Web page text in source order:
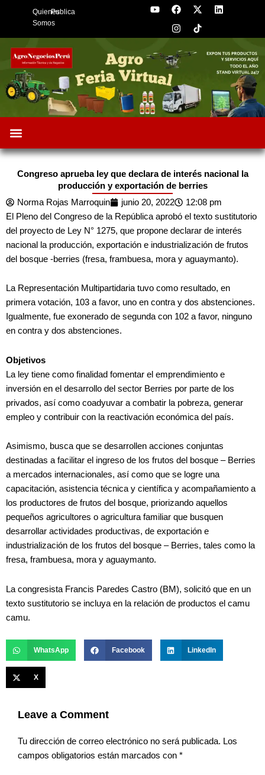
Quienes
Somos
Publica
Y
o
b
e
F
a
c
e
o
o
k
X
-
t
w
t
L
i
d
n
I
n
s
t
g
r
a
Congreso aprueba ley que declara de interés nacional la
producción y exportación de berries
Norma Rojas Marroquin
junio 20, 2022
12:08 pm
El Pleno del Congreso de la República aprobó el texto sustitutorio
del proyecto de Ley N° 1275, que propone declarar de interés
nacional la producción, exportación e industrialización de frutos
del bosque -berries (fresa, frambuesa, mora y aguaymanto).
La Representación Multipartidaria tuvo como resultado, en
primera votación, 103 a favor, uno en contra y dos abstenciones.
Igualmente, fue exonerado de segunda con 102 a favor, ninguno
en contra y dos abstenciones.
Objetivos
La ley tiene como finalidad fomentar el emprendimiento e
inversión en el desarrollo del sector Berries por parte de los
privados, así como coadyuvar a combatir la pobreza, generar
empleo y contribuir con la reactivación económica del país.
Asimismo, busca que se desarrollen acciones conjuntas
destinadas a facilitar el ingreso de los frutos del bosque – Berries
a mercados internacionales, así como que se logre una
capacitación, asistencia técnica y científica y acompañamiento a
los productores de frutos del bosque, priorizando aquellos
pequeños agricultores o agricultura familiar que busquen
desarrollar actividades productivas, de exportación e
industrialización de los frutos del bosque – Berries, tales como la
fresa, frambuesa, mora y aguaymanto.
La congresista Francis Paredes Castro (BM), solicitó que en un
texto sustitutorio se incluya en la relación de productos el camu
camu.
WhatsApp Facebook LinkedIn
X
Leave a Comment
Tu dirección de correo electrónico no será publicada. Los
campos obligatorios están marcados con *